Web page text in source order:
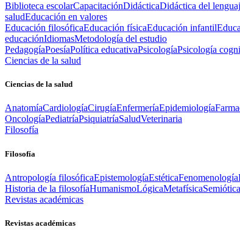
Biblioteca escolarCapacitaciónDidácticaDidáctica del
saludEducación en valores
Educación filosóficaEducación físicaEducación infantil
educaciónIdiomasMetodología del estudio
PedagogíaPoesíaPolítica educativaPsicologíaPsicología
Ciencias de la salud
Ciencias de la salud
AnatomíaCardiologíaCirugíaEnfermeríaEpidemiología
OncologíaPediatríaPsiquiatríaSaludVeterinaria
Filosofía
Filosofía
Antropología filosóficaEpistemologíaEstéticaFenomenología
Historia de la filosofíaHumanismoLógicaMetafísicaSemiótica
Revistas académicas
Revistas académicas